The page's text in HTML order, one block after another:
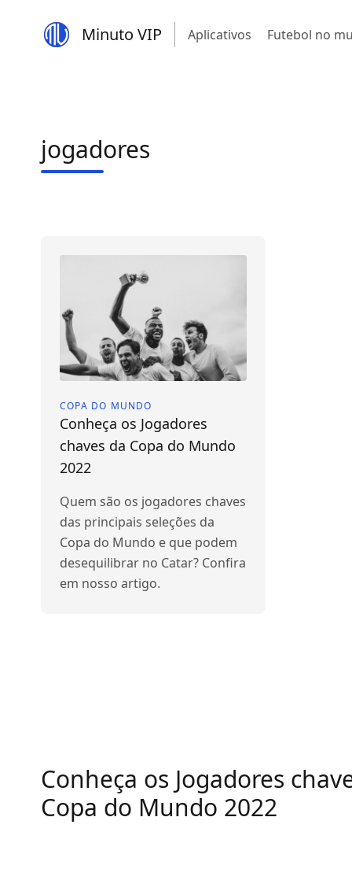
Minuto VIP Aplicativos Futebol no
jogadores
COPA DO MUNDO
Conheça os Jogadores
chaves da Copa do Mundo
2022
Quem são os jogadores chaves
das principais seleções da
Copa do Mundo e que podem
desequilibrar no Catar? Confira
em nosso artigo.
Conheça os Jogadores
Copa do Mundo 2022